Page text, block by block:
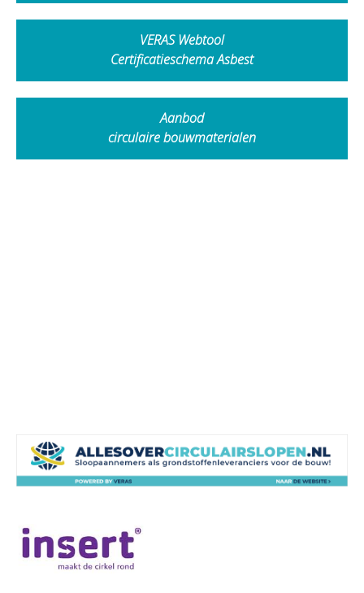
VERAS Webtool
Certificatieschema Asbest
Aanbod
circulaire bouwmaterialen